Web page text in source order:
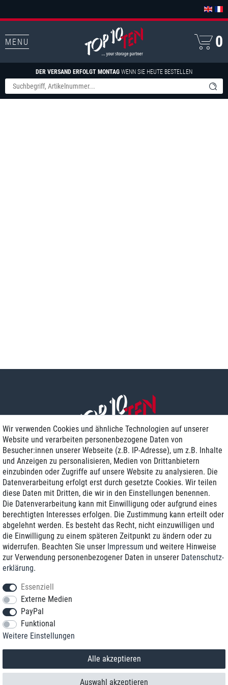
MENU
DER VERSAND ERFOLGT MONTAG WENN SIE HEUTE BESTELLEN
0
Zustellung am nächsten Werktag
Günstiger Versand
Generalüberholt mit Garantie
+49 8989 96160*
*Sie erreichen uns zum Ortstarif von Montag bis Freitag von 9 Uhr - 18 Uhr.
© 2018 TOP TEN Computervertrieb GmbH
Wir verwenden Cookies und ähnliche Technologien auf unserer
Website und verarbeiten personenbezogene Daten von
Besucher:innen unserer Webseite (z.B. IP-Adresse), um z.B. Inhalte
und Anzeigen zu personalisieren, Medien von Drittanbietern
einzubinden oder Zugriffe auf unsere Website zu analysieren. Die
Datenverarbeitung erfolgt erst durch gesetzte Cookies. Wir teilen
diese Daten mit Dritten, die wir in den Einstellungen benennen.
Die Datenverarbeitung kann mit Einwilligung oder aufgrund eines
berechtigten Interesses erfolgen. Die Zustimmung kann erteilt oder
abgelehnt werden. Es besteht das Recht, nicht einzuwilligen und
die Einwilligung zu einem späteren Zeitpunkt zu ändern oder zu
widerrufen. Beachten Sie unser Impressum und weitere Hinweise
zur Verwendung personenbezogener Daten in unserer Daten­schutz­
erklärung.
Essenziell
Externe Medien
PayPal
Funktional
Weitere Einstellungen
Alle akzeptieren
Auswahl akzeptieren